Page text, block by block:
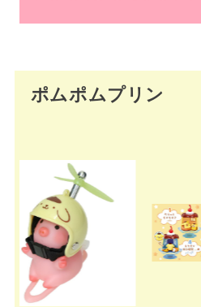
ポムポムプリン